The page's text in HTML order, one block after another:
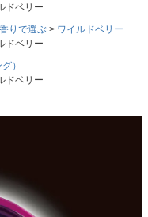
ドベリー
香りで選ぶ
ワイルドベリー
ドベリー
）
ドベリー